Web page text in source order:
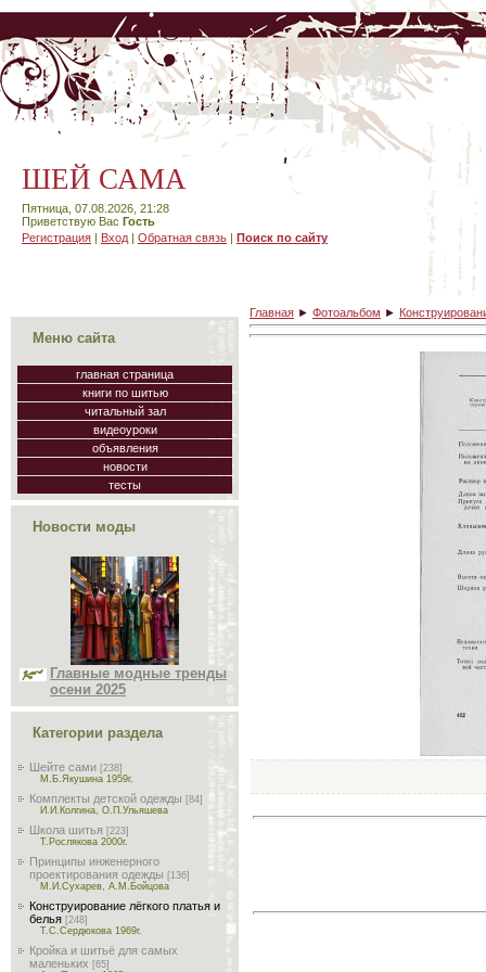
ШЕЙ САМА
Пятница, 07.08.2026, 21:28
Приветствую Вас Гость
Регистрация | Вход | Обратная связь | Поиск по сайту
Меню сайта
главная страница
книги по шитью
читальный зал
видеоуроки
объявления
новости
тесты
Новости моды
Главные модные тренды
осени 2025
Категории раздела
Шейте сами [238]
М.Б.Якушина 1959г.
Комплекты детской одежды [84]
И.И.Колгина, О.П.Ульяшева
Школа шитья [223]
Т.Рослякова 2000г.
Принципы инженерного
проектирования одежды [136]
М.И.Сухарев, А.М.Бойцова
Конструирование лёгкого платья и
белья [248]
Т.С.Сердюкова 1969г.
Кройка и шитьё для самых
маленьких [65]
Главная ► Фотоальбом ►